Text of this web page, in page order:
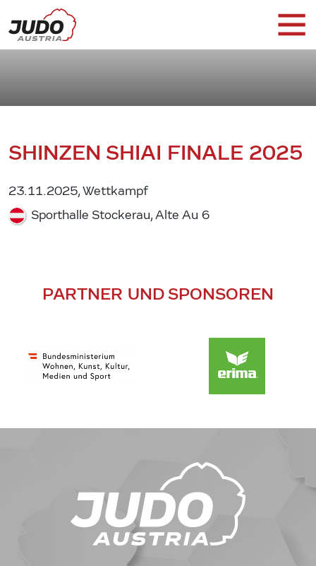
SHINZEN SHIAI FINALE 2025
23.11.2025, Wettkampf
Sporthalle Stockerau, Alte Au 6
PARTNER UND SPONSOREN